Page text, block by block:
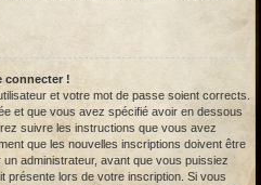
connecter !
et votre mot de passe soient corrects.
et que vous avez spécifié avoir en dessous
suivre les instructions que vous avez
que les nouvelles inscriptions doivent être
administrateur, avant que vous puissiez
présente lors de votre inscription. Si vous